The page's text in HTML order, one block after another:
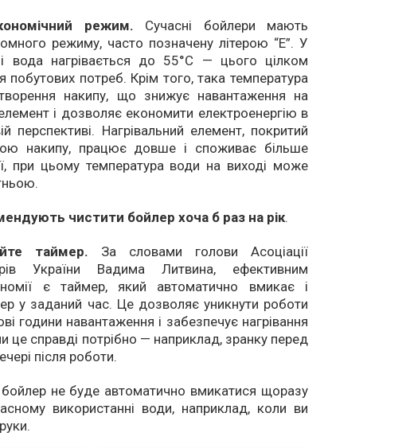
режим. Сучасні бойлери мають
режиму, часто позначену літерою “E”. У
вода нагрівається до 55°C — цього цілком
побутових потреб. Крім того, така температура
накипу, що знижує навантаження на
і дозволяє економити електроенергію в
перспективі. Нагрівальний елемент, покритий
накипу, працює довше і споживає більше
при цьому температура води на виході може
чистити бойлер хоча б раз на рік.
таймер. За словами голови Асоціації
України Вадима Литвина, ефективним
є таймер, який автоматично вмикає і
у заданий час. Це дозволяє уникнути роботи
години навантаження і забезпечує нагрівання
це справді потрібно — наприклад, зранку перед
після роботи.
не буде автоматично вмикатися щоразу
використанні води, наприклад, коли ви